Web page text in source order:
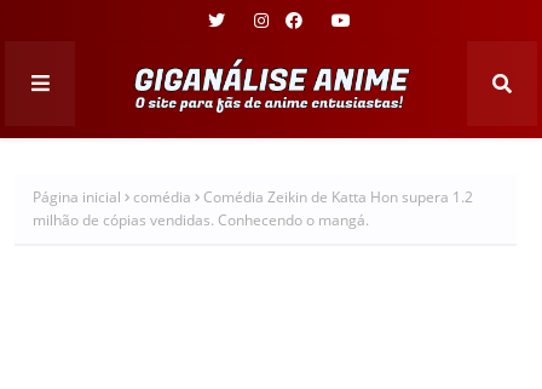
Página inicial comédia
Comédia Zeikin de Katta Hon supera 1.2
milhão de cópias vendidas. Conhecendo o mangá.